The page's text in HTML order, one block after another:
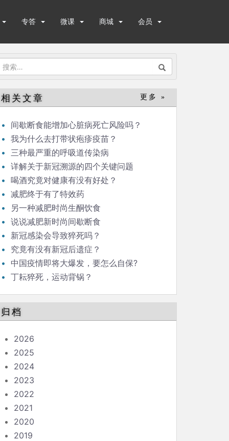
专答 微课 商城 会员
搜
：
相关文章 更多 »
间歇断食能增加心脏病死亡风险吗？
我为什么去打带状疱疹疫苗？
三种最严重的呼吸道传染病
详解关于新冠溯源的四个关键问题
喝酒究竟对健康有没有好处？
减肥终于有了特效药
另一种减肥时尚生酮饮食
说说减肥新时尚间歇断食
新冠感染会导致猝死吗？
究竟有没有新冠后遗症？
中国疫情即将大爆发，要怎么自保?
丁耘猝死，运动背锅？
归档
2026
2025
2024
2023
2022
2021
2020
2019